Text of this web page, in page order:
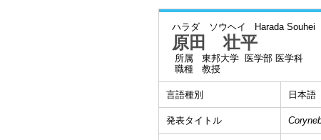
ハラダ ソウヘイ Harada Souhei
原田 壮平
所属
東邦大学 医学部 医学科
職種
教授
言語種別 日本語
発表タイトル